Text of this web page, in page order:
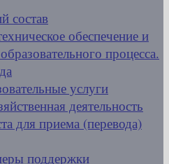
состав
обеспечение и
процесса.
услуги
деятельность
для приема (перевода)
поддержки